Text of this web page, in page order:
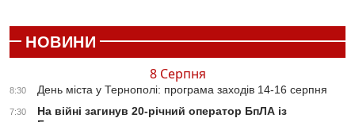
НОВИНИ
8 Серпня
8:30 День міста у Тернополі: програма заходів 14-16 серпня
7:30
На війні загинув 20-річний оператор БпЛА із